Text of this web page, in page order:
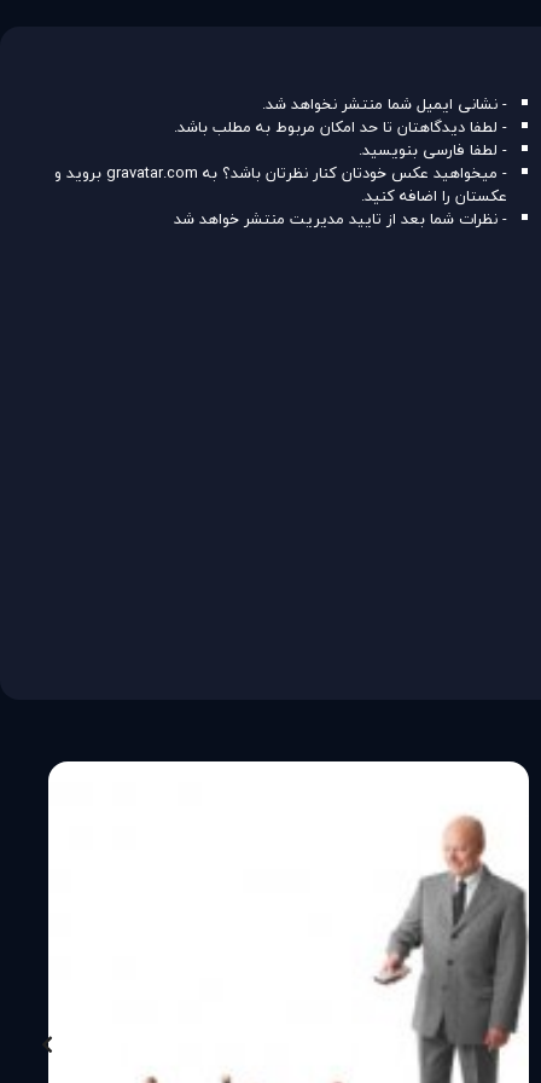
- نشانی ایمیل شما منتشر نخواهد شد.
- لطفا دیدگاهتان تا حد امکان مربوط به مطلب باشد.
- لطفا فارسی بنویسید.
- میخواهید عکس خودتان کنار نظرتان باشد؟ به gravatar.comبروید و
عکستان را اضافه کنید.
- نظرات شما بعد از تایید مدیریت منتشر خواهد شد